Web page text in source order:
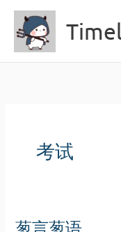
容
考试
葱言葱语